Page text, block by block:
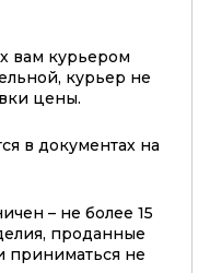
вам курьером
курьер не
цены.
в документах на
– не более 15
проданные
приниматься не